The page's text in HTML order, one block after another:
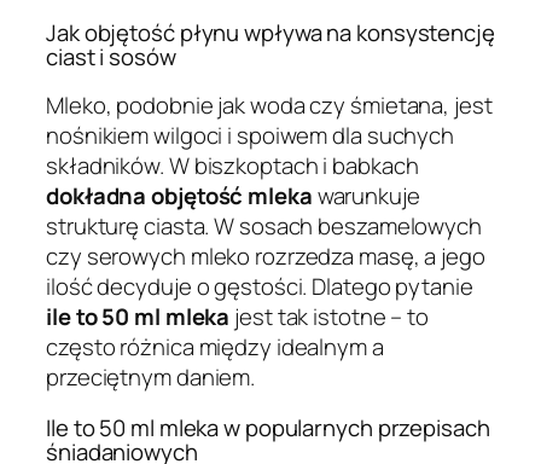
Jak objętość płynu wpływa na konsystencję
ciast i sosów
Mleko, podobnie jak woda czy śmietana, jest
nośnikiem wilgoci i spoiwem dla suchych
składników. W biszkoptach i babkach
dokładna objętość mlekawarunkuje
strukturę ciasta. W sosach beszamelowych
czy serowych mleko rozrzedza masę, a jego
ilość decyduje o gęstości. Dlatego pytanie
ile to 50 ml mleka jest tak istotne – to
często różnica między idealnym a
przeciętnym daniem.
Ile to 50 ml mleka w popularnych przepisach
śniadaniowych